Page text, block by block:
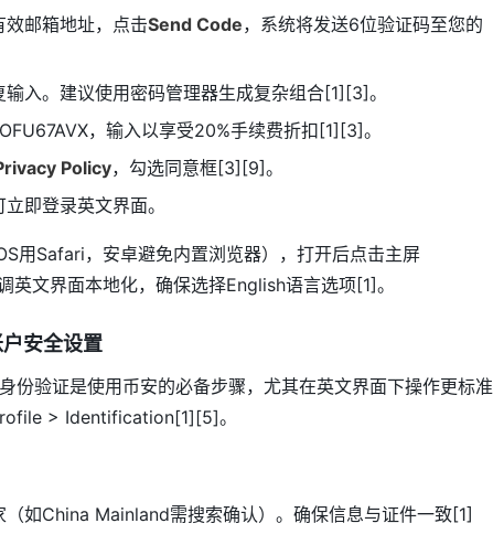
效邮箱地址，点击Send Code，系统将发送6位验证码至您的
入。建议使用密码管理器生成复杂组合[1][3]。
，输入以享受20%手续费折扣[1][3]。
Policy，勾选同意框[3][9]。
即登录英文界面。
用Safari，安卓避免内置浏览器），打开后点击主屏
文界面本地化，确保选择English语言选项[1]。
安全设置
验证是使用币安的必备步骤，尤其在英文界面下操作更标准
> Identification[1][5]。
（如China Mainland需搜索确认）。确保信息与证件一致[1]